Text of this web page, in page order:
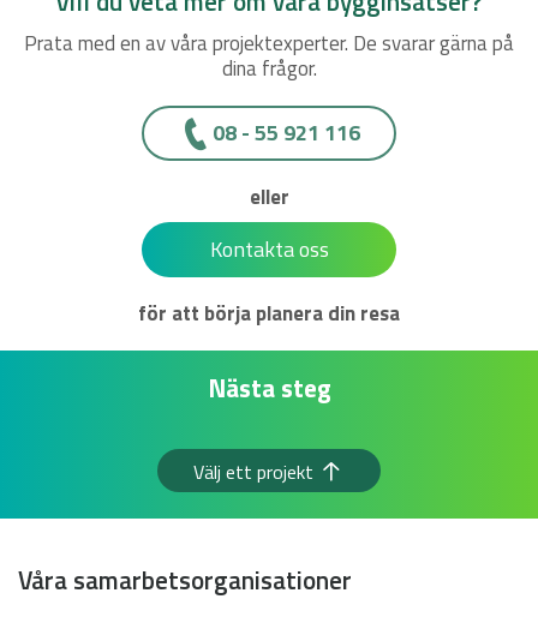
Prata med en av våra projektexperter. De svarar gärna på
dina frågor.
08 - 55 921 116
eller
Kontakta oss
för att börja planera din resa
Nästa steg
Välj ett projekt
Våra samarbetsorganisationer